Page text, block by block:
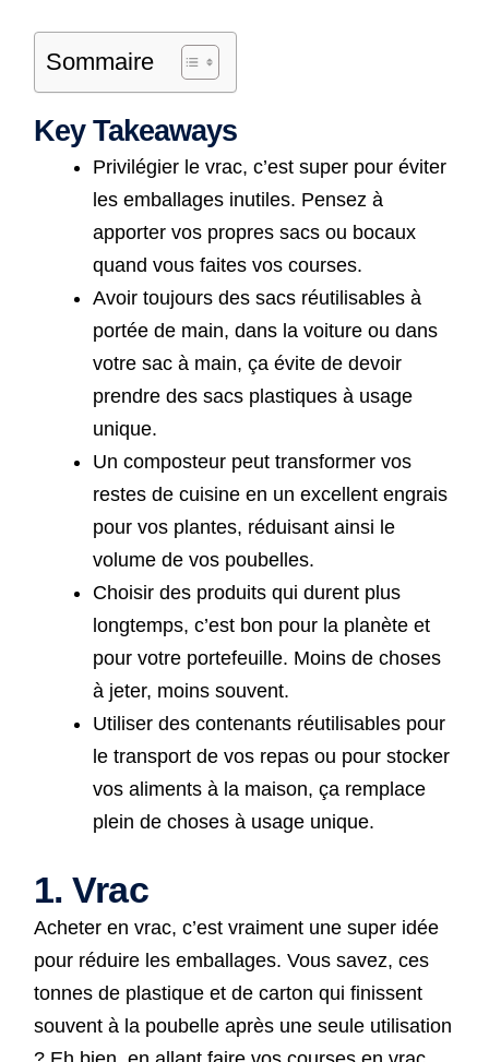
Sommaire
Key Takeaways
Privilégier le vrac, c’est super pour éviter
les emballages inutiles. Pensez à
apporter vos propres sacs ou bocaux
quand vous faites vos courses.
Avoir toujours des sacs réutilisables à
portée de main, dans la voiture ou dans
votre sac à main, ça évite de devoir
prendre des sacs plastiques à usage
unique.
Un composteur peut transformer vos
restes de cuisine en un excellent engrais
pour vos plantes, réduisant ainsi le
volume de vos poubelles.
Choisir des produits qui durent plus
longtemps, c’est bon pour la planète et
pour votre portefeuille. Moins de choses
à jeter, moins souvent.
Utiliser des contenants réutilisables pour
le transport de vos repas ou pour stocker
vos aliments à la maison, ça remplace
plein de choses à usage unique.
1. Vrac
Acheter en vrac, c’est vraiment une super idée
pour réduire les emballages. Vous savez, ces
tonnes de plastique et de carton qui finissent
souvent à la poubelle après une seule utilisation